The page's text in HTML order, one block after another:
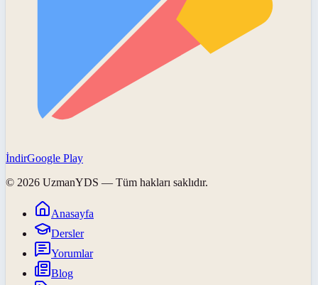
İndirGoogle Play
© 2026 UzmanYDS — Tüm hakları saklıdır.
Anasayfa
Dersler
Yorumlar
Blog